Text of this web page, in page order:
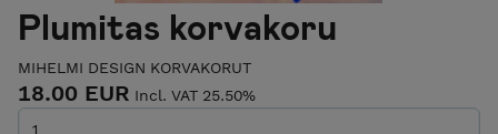
Plumitas korvakoru
MIHELMI DESIGN KORVAKORUT
18.00 EUR Incl. VAT 25.50%